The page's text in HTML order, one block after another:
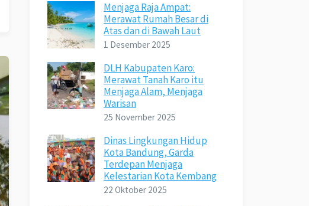
Menjaga Raja Ampat:
Merawat Rumah Besar di
Atas dan di Bawah Laut
1 Desember 2025
DLH Kabupaten Karo:
Merawat Tanah Karo itu
Menjaga Alam, Menjaga
Warisan
25 November 2025
Dinas Lingkungan Hidup
Kota Bandung, Garda
Terdepan Menjaga
Kelestarian Kota Kembang
22 Oktober 2025